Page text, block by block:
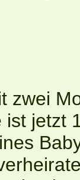
zwei
ist jetzt